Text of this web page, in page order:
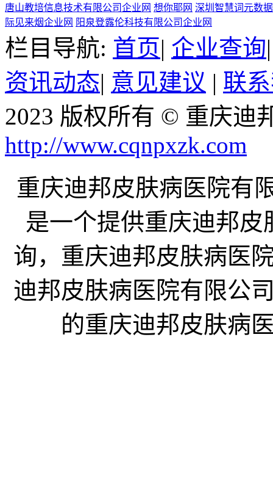
唐山教培信息技术有限公司企业网 想你耶网 深圳智慧词元数
际见来烟企业网 阳泉登露伦科技有限公司企业网
栏目导航: 首页| 企业查询
资讯动态| 意见建议 | 联
2023 版权所有 © 重庆
http://www.cqnpxzk.com
重庆迪邦皮肤病医院有
是一个提供重庆迪邦
询，重庆迪邦皮肤病医
迪邦皮肤病医院有限公
的重庆迪邦皮肤病